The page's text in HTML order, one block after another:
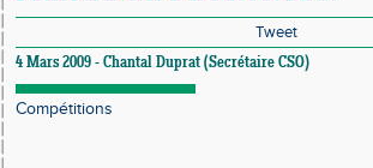
Tweet
4 Mars 2009 - Chantal Duprat (Secrétaire CSO)
Compétitions